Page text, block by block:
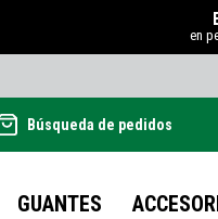
en
Búsqueda de pedidos
GUANTES